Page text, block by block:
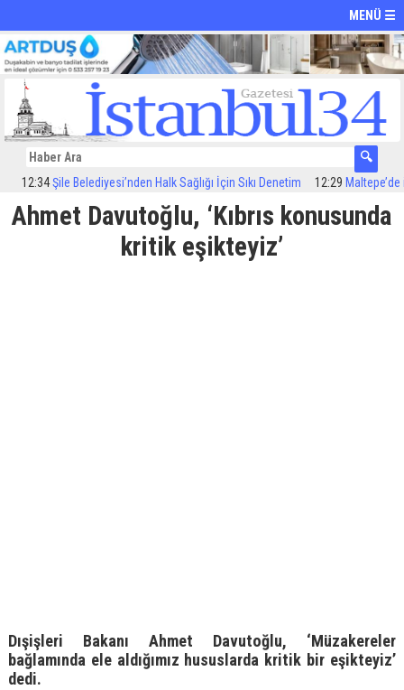
MENÜ ☰
Şile Belediyesi’nden Halk Sağlığı İçin Sıkı Denetim 12:29 Maltepe’de
Ahmet Davutoğlu, ‘Kıbrıs konusunda
kritik eşikteyiz’
Dışişleri Bakanı Ahmet Davutoğlu, ‘Müzakereler
bağlamında ele aldığımız hususlarda kritik bir eşikteyiz’
dedi.